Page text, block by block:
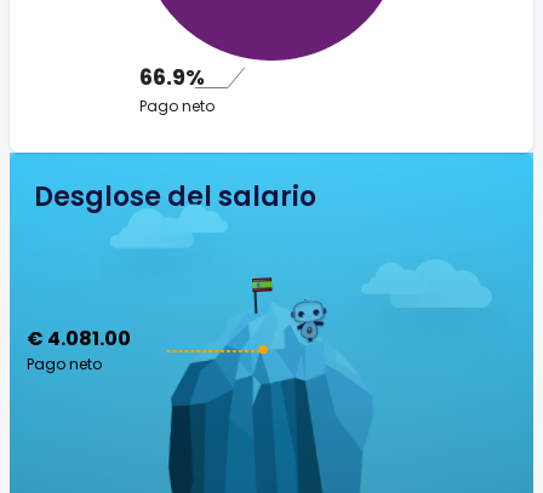
66.9%
Pago neto
Desglose del salario
€ 4.081.00
Pago neto